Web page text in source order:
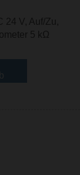
24 V, Auf/Zu,
5 kΩ